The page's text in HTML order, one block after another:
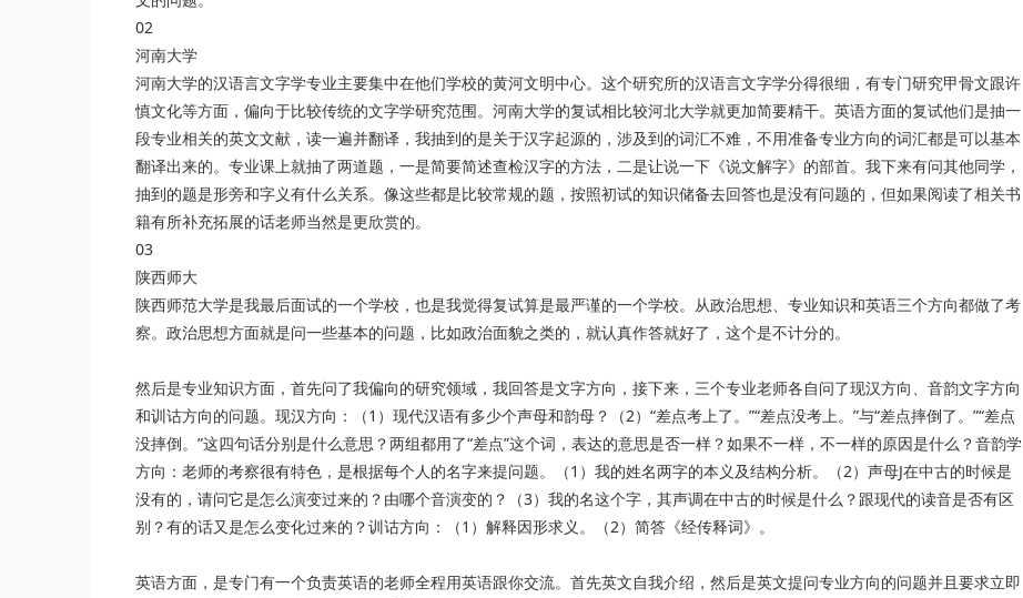
02
河南大学
河南大学的汉语言文字学专业主要集中在他们学校的黄河文明中心。这个研究所的汉语言文字学分得很细，有专门研究甲骨文跟许
慎文化等方面，偏向于比较传统的文字学研究范围。河南大学的复试相比较河北大学就更加简要精干。英语方面的复试他们是抽一
段专业相关的英文文献，读一遍并翻译，我抽到的是关于汉字起源的，涉及到的词汇不难，不用准备专业方向的词汇都是可以基本
翻译出来的。专业课上就抽了两道题，一是简要简述查检汉字的方法，二是让说一下《说文解字》的部首。我下来有问其他同学，
抽到的题是形旁和字义有什么关系。像这些都是比较常规的题，按照初试的知识储备去回答也是没有问题的，但如果阅读了相关书
籍有所补充拓展的话老师当然是更欣赏的。
03
陕西师大
陕西师范大学是我最后面试的一个学校，也是我觉得复试算是最严谨的一个学校。从政治思想、专业知识和英语三个方向都做了考
察。政治思想方面就是问一些基本的问题，比如政治面貌之类的，就认真作答就好了，这个是不计分的。
然后是专业知识方面，首先问了我偏向的研究领域，我回答是文字方向，接下来，三个专业老师各自问了现汉方向、音韵文字方向
和训诂方向的问题。现汉方向：（1）现代汉语有多少个声母和韵母？（2）“差点考上了。”“差点没考上。”与“差点摔倒了。”“差点
没摔倒。”这四句话分别是什么意思？两组都用了“差点”这个词，表达的意思是否一样？如果不一样，不一样的原因是什么？音韵学
方向：老师的考察很有特色，是根据每个人的名字来提问题。（1）我的姓名两字的本义及结构分析。（2）声母J在中古的时候是
没有的，请问它是怎么演变过来的？由哪个音演变的？（3）我的名这个字，其声调在中古的时候是什么？跟现代的读音是否有区
别？有的话又是怎么变化过来的？训诂方向：（1）解释因形求义。（2）简答《经传释词》。
英语方面，是专门有一个负责英语的老师全程用英语跟你交流。首先英文自我介绍，然后是英文提问专业方向的问题并且要求立即